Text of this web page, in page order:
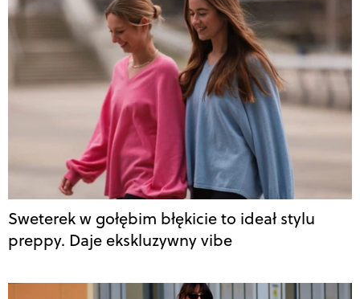
Sweterek w gołębim błękicie to ideał stylu
preppy. Daje ekskluzywny vibe